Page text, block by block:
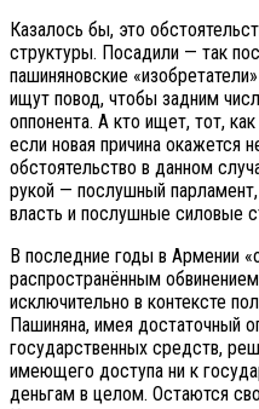
Казалось бы, это
структуры. Посадили — так
пашиняновские
ищут повод, чтобы задним
оппонента. А кто ищет, тот,
если новая причина окажется
обстоятельство в данном
рукой — послушный
власть и послушные силовые
В последние годы в Армении
распространённым
исключительно в контексте
Пашиняна, имея достаточный
государственных средств,
имеющего доступа ни к
деньгам в целом. Остаются